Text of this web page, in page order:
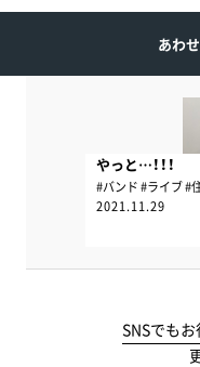
あわ
#バンド #ライブ #
やっと…！！！
2021.11.29
SNSでも